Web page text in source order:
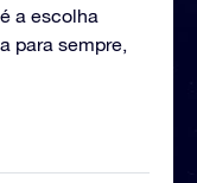
a escolha
para sempre,